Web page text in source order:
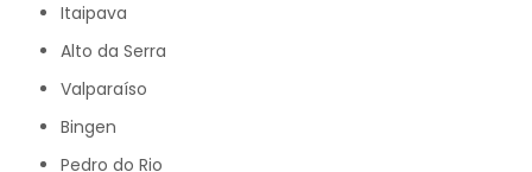
Itaipava
Alto da Serra
Valparaíso
Bingen
Pedro do Rio